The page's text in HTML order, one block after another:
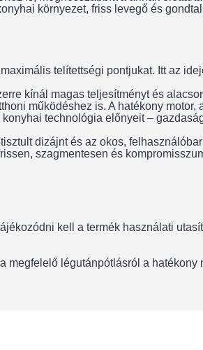
környezet, friss levegő és
telítettségi pontjukat. Itt az
kínál magas teljesítményt és
működéshez is. A hatékony
technológia előnyeit –
dizájnt és az okos,
szagmentesen és
kell a termék használati
megfelelő légutánpótlásról a hatékony